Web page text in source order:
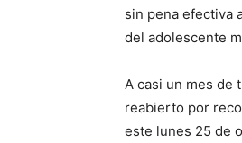
sin pena efectiva
del adolescente
A casi un mes
reabierto por
este lunes 25 de